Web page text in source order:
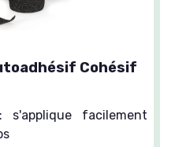
Cohésif
: s'applique facilement